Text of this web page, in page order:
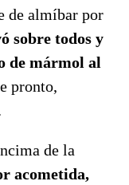
de almíbar por
sobre todos y
de mármol al
pronto,
de la
acometida,